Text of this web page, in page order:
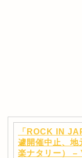
「ROCK IN
遽開催中止、地
楽ナタリー）